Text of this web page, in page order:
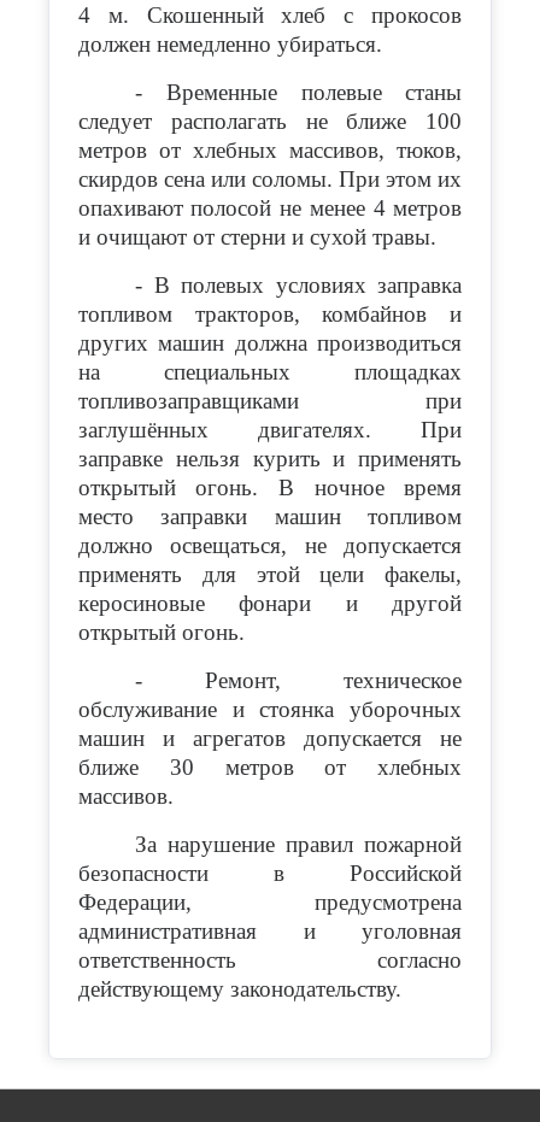
4 м. Скошенный хлеб с прокосов
должен немедленно убираться.
- Временные полевые станы
следует располагать не ближе 100
метров от хлебных массивов, тюков,
скирдов сена или соломы. При этом их
опахивают полосой не менее 4 метров
и очищают от стерни и сухой травы.
- В полевых условиях заправка
топливом тракторов, комбайнов и
других машин должна производиться
на специальных площадках
топливозаправщиками при
заглушённых двигателях. При
заправке нельзя курить и применять
открытый огонь. В ночное время
место заправки машин топливом
должно освещаться, не допускается
применять для этой цели факелы,
керосиновые фонари и другой
открытый огонь.
- Ремонт, техническое
обслуживание и стоянка уборочных
машин и агрегатов допускается не
ближе 30 метров от хлебных
массивов.
За нарушение правил пожарной
безопасности в Российской
Федерации, предусмотрена
административная и уголовная
ответственность согласно
действующему законодательству.